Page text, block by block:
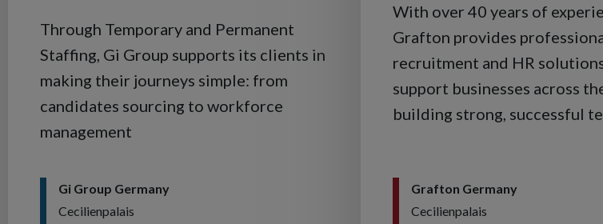
Through Temporary and Permanent
Staffing, Gi Group supports its clients in
making their journeys simple: from
candidates sourcing to workforce
management
Gi Group Germany
Cecilienpalais
With over 40 years of
Grafton provides
recruitment and HR
support businesses across
building strong, successful
Grafton Germany
Cecilienpalais